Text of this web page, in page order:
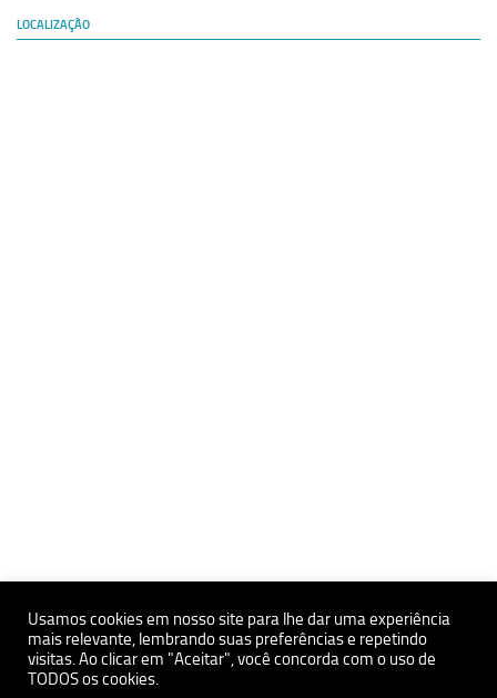
LOCALIZAÇÃO
Políticas de Privacidade e Proteçãoa de Dados Pessoais
Usamos cookies em nosso site para lhe dar uma experiência
mais relevante, lembrando suas preferências e repetindo
visitas. Ao clicar em "Aceitar", você concorda com o uso de
TODOS os cookies.